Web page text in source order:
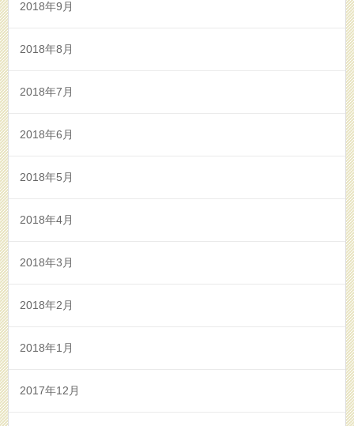
2018年9月
2018年8月
2018年7月
2018年6月
2018年5月
2018年4月
2018年3月
2018年2月
2018年1月
2017年12月